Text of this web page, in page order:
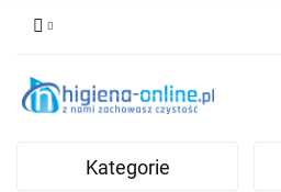
Kategorie